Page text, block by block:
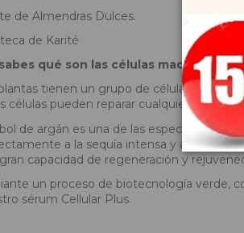
de Almendras Dulces.
de Karité
sabes qué son las células madre
tienen un grupo de células,
células pueden reparar cualquier tejido
de argán es una de las especies
a la sequía intensa y a
capacidad de regeneración y
un proceso de biotecnología verde,
sérum Cellular Plus.